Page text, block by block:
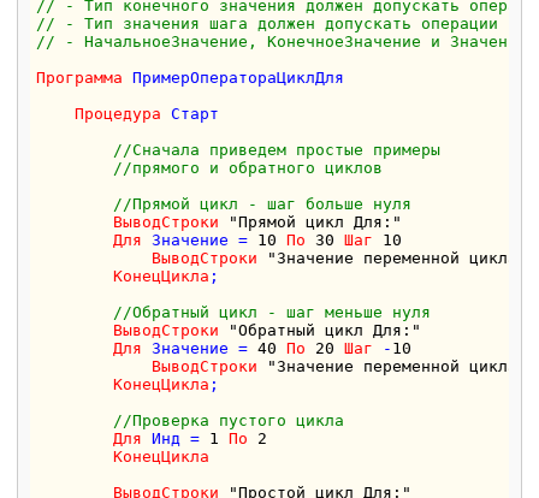
// - Тип конечного значения должен допускать
// - Тип значения шага должен допускать операции
// - НачальноеЗначение, КонечноеЗначение и
Программа ПримерОператораЦиклДля
Процедура Старт
//Сначала приведем простые примеры
//прямого и обратного циклов
//Прямой цикл - шаг больше нуля
ВыводСтроки
"Прямой цикл Для:"
Для Значение = 10 По 30 Шаг
10
ВыводСтроки
"Значение переменной цикла
КонецЦикла ;
//Обратный цикл - шаг меньше нуля
ВыводСтроки
"Обратный цикл Для:"
Для Значение = 40 По 20 Шаг - 10
ВыводСтроки
"Значение переменной цикла=
КонецЦикла ;
//Проверка пустого цикла
Для Инд = 1 По
2
КонецЦикла
ВыводСтроки
"Простой цикл Для:"